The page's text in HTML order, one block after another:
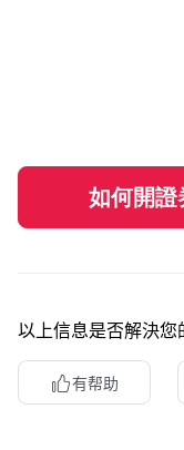
如何開證
以上信息是否解決您
有帮助